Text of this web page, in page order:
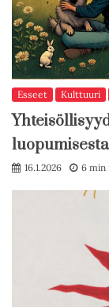
Esseet Kulttuuri
16.1.2026 6 min